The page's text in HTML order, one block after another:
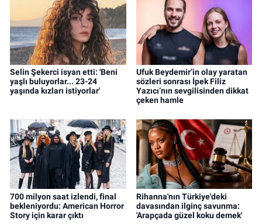
Selin Şekerci isyan etti: 'Beni
yaşlı buluyorlar... 23-24
yaşında kızları istiyorlar'
Ufuk Beydemir’in olay yaratan
sözleri sonrası İpek Filiz
Yazıcı’nın sevgilisinden dikkat
çeken hamle
700 milyon saat izlendi, final
bekleniyordu: American Horror
Story için karar çıktı
Rihanna'nın Türkiye'deki
davasından ilginç savunma:
'Arapçada güzel koku demek'